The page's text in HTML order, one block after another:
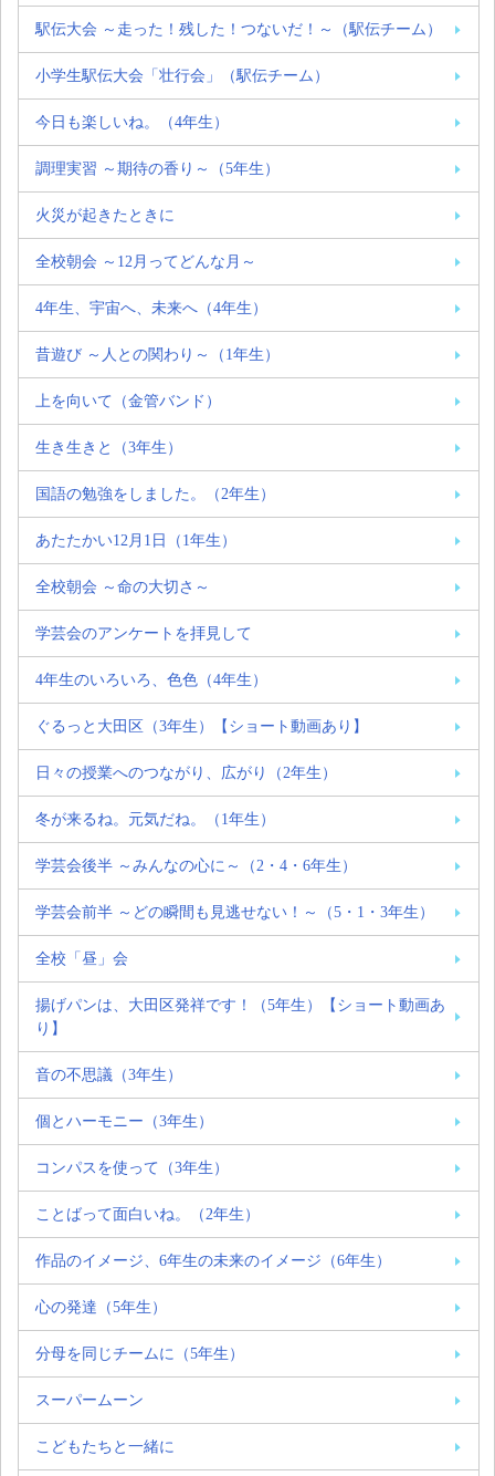
駅伝大会 ～走った！残した！つないだ！～（駅伝チーム）
小学生駅伝大会「壮行会」（駅伝チーム）
今日も楽しいね。（4年生）
調理実習 ～期待の香り～（5年生）
火災が起きたときに
全校朝会 ～12月ってどんな月～
4年生、宇宙へ、未来へ（4年生）
昔遊び ～人との関わり～（1年生）
上を向いて（金管バンド）
生き生きと（3年生）
国語の勉強をしました。（2年生）
あたたかい12月1日（1年生）
全校朝会 ～命の大切さ～
学芸会のアンケートを拝見して
4年生のいろいろ、色色（4年生）
ぐるっと大田区（3年生）【ショート動画あり】
日々の授業へのつながり、広がり（2年生）
冬が来るね。元気だね。（1年生）
学芸会後半 ～みんなの心に～（2・4・6年生）
学芸会前半 ～どの瞬間も見逃せない！～（5・1・3年生）
全校「昼」会
揚げパンは、大田区発祥です！（5年生）【ショート動画あ
り】
音の不思議（3年生）
個とハーモニー（3年生）
コンパスを使って（3年生）
ことばって面白いね。（2年生）
作品のイメージ、6年生の未来のイメージ（6年生）
心の発達（5年生）
分母を同じチームに（5年生）
スーパームーン
こどもたちと一緒に